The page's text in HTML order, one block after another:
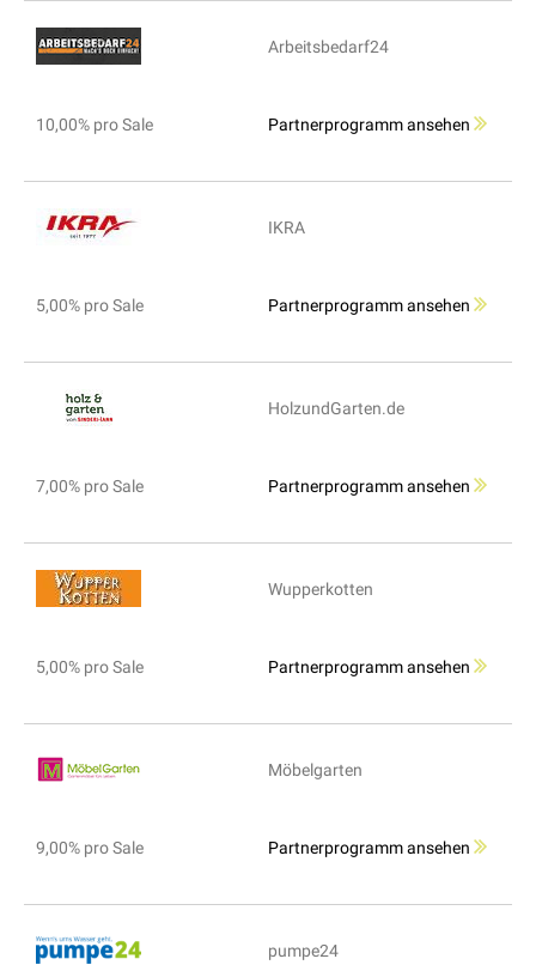
Arbeitsbedarf24
10,00% pro Sale Partnerprogramm ansehen
IKRA
5,00% pro Sale Partnerprogramm ansehen
HolzundGarten.de
7,00% pro Sale Partnerprogramm ansehen
Wupperkotten
5,00% pro Sale Partnerprogramm ansehen
Möbelgarten
9,00% pro Sale Partnerprogramm ansehen
pumpe24